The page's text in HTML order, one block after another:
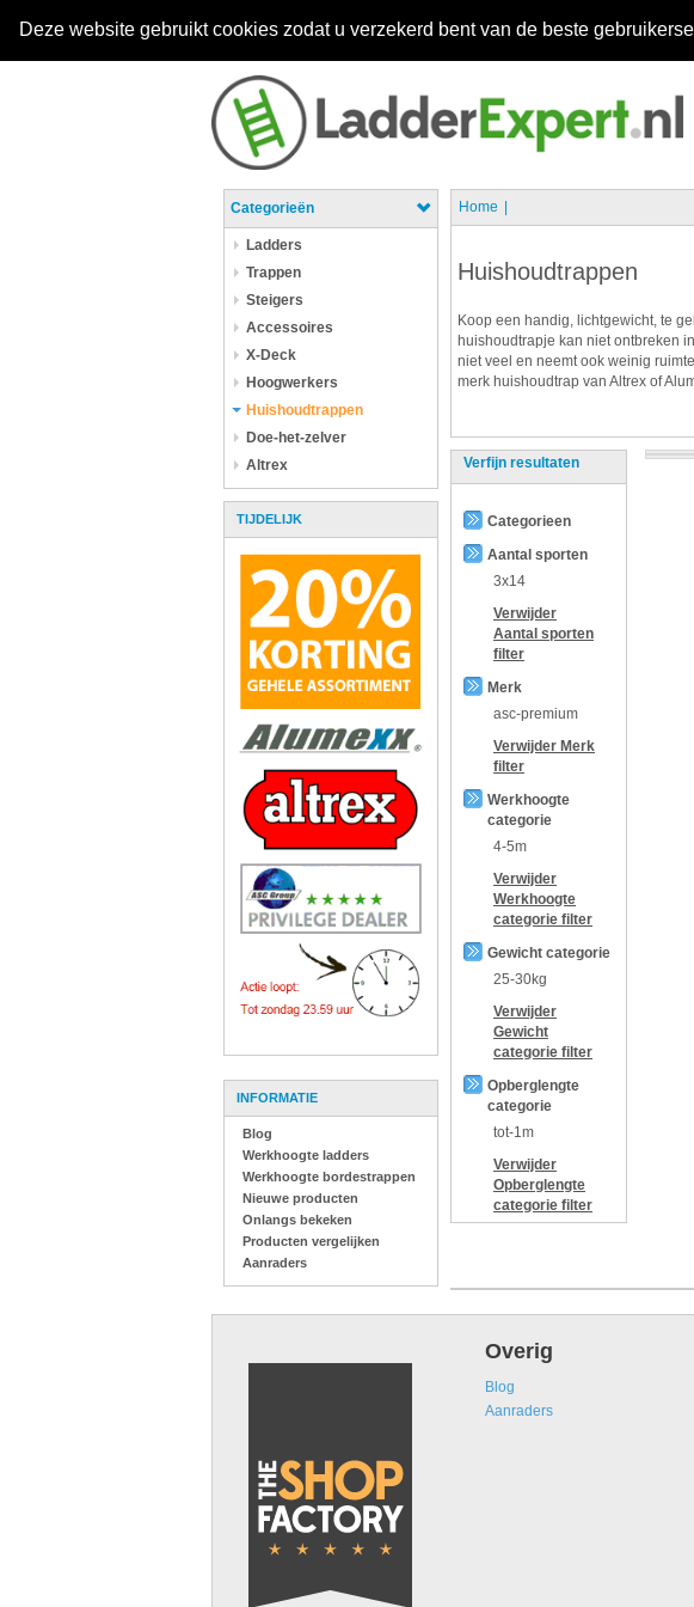
Deze website gebruikt cookies zodat u verzekerd bent van de beste
Categorieën
Ladders
Trappen
Steigers
Accessoires
X-Deck
Hoogwerkers
Huishoudtrappen
Doe-het-zelver
Altrex
TIJDELIJK
INFORMATIE
Blog
Werkhoogte ladders
Werkhoogte bordestrappen
Nieuwe producten
Onlangs bekeken
Producten vergelijken
Aanraders
Home
Huishoudtrappen
Koop een handig, lichtgewicht, te
huishoudtrapje kan niet ontbreken
niet veel en neemt ook weinig
merk huishoudtrap van Altrex of
Verfijn resultaten
Categorieen
Aantal sporten
3x14
Verwijder
Aantal sporten
filter
Merk
asc-premium
Verwijder Merk
filter
Werkhoogte
categorie
4-5m
Verwijder
Werkhoogte
categorie filter
Gewicht categorie
25-30kg
Verwijder
Gewicht
categorie filter
Opberglengte
categorie
tot-1m
Verwijder
Opberglengte
categorie filter
Overig
Blog
Aanraders